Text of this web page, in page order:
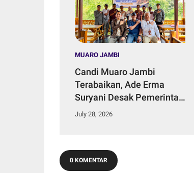
MUARO JAMBI
Candi Muaro Jambi
Terabaikan, Ade Erma
Suryani Desak Pemerintah
Daerah Perkuat Komitmen
July 28, 2026
0 KOMENTAR